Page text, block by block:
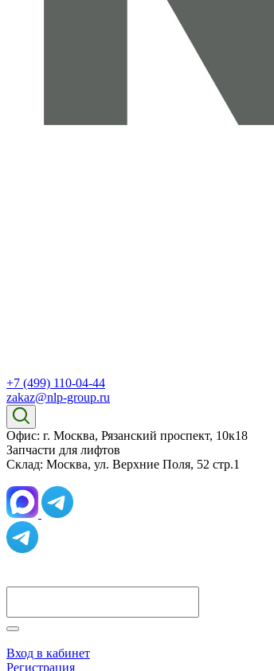
+7 (499) 110-04-44
zakaz@nlp-group.ru
Офис: г. Москва, Рязанский проспект, 10к18
Запчасти для лифтов
Склад: Москва, ул. Верхние Поля, 52 стр.1
Вход в кабинет
Регистрация